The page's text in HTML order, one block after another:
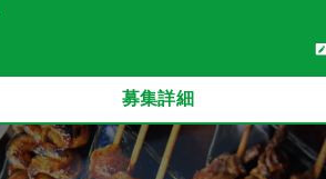
募集詳細